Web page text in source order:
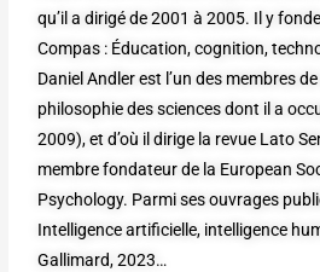
qu’il a dirigé de 2001 à 2005. Il y
Compas : Éducation, cognition,
Daniel Andler est l’un des membres
philosophie des sciences dont il a
2009), et d’où il dirige la revue Lato
membre fondateur de la European
Psychology. Parmi ses ouvrages
Intelligence artificielle, intelligence
Gallimard, 2023…